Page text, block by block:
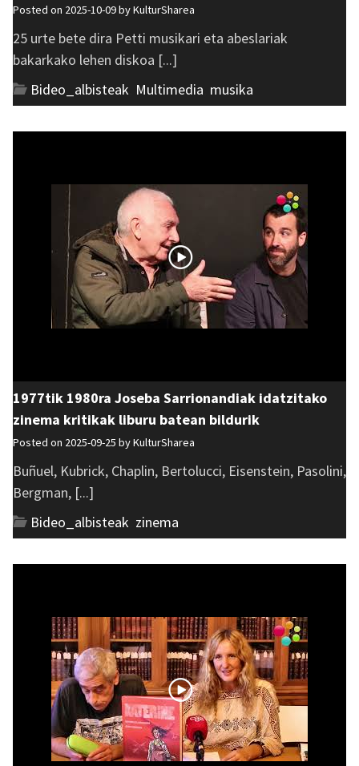
Posted on 2025-10-09 byKulturSharea
25 urte bete dira Petti musikari eta abeslariak
bakarkako lehen diskoa [...]
Bideo_albisteak Multimedia musika
1977tik 1980ra Joseba Sarrionandiak idatzitako
zinema kritikak liburu batean bildurik
Posted on 2025-09-25 byKulturSharea
Buñuel, Kubrick, Chaplin, Bertolucci, Eisenstein, Pasolini,
Bergman, [...]
Bideo_albisteak zinema